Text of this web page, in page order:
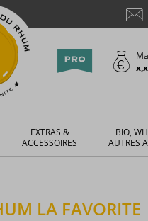
EXTRAS &
ACCESSOIRES
BIO,
AUTRES
LA FAVORITE